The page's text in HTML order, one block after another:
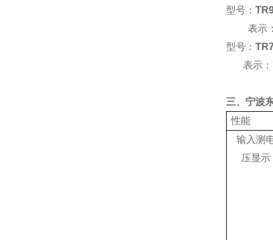
型号：
表示
型号：
表示：
三、宁波
性能
输入测
压显示